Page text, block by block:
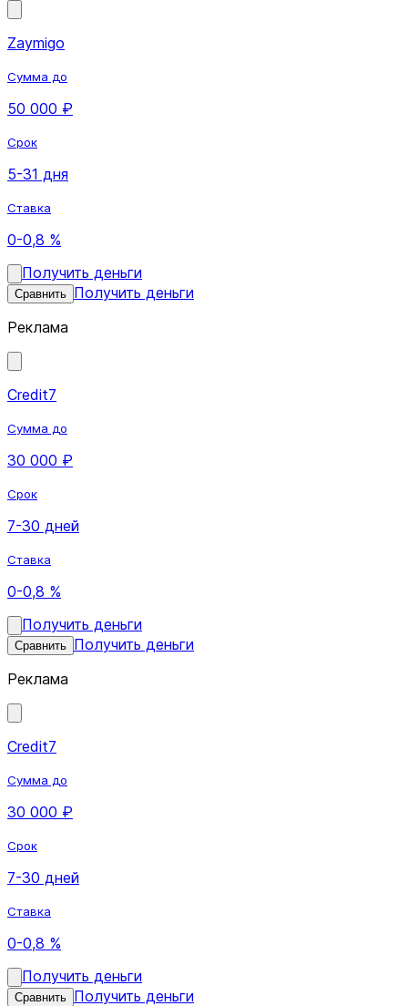
Zaymigo
Сумма до
50 000 ₽
Срок
5-31 дня
Ставка
0-0,8 %
Получить деньги
Сравнить Получить деньги
Реклама
Credit7
Сумма до
30 000 ₽
Срок
7-30 дней
Ставка
0-0,8 %
Получить деньги
Сравнить Получить деньги
Реклама
Credit7
Сумма до
30 000 ₽
Срок
7-30 дней
Ставка
0-0,8 %
Получить деньги
Сравнить Получить деньги